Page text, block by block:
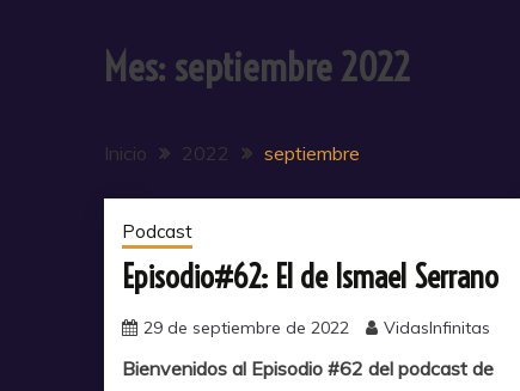
Mes: septiembre 2022
Inicio 2022 septiembre
Podcast
Episodio#62: El de Ismael Serrano
29 de septiembre de 2022 VidasInfinitas
Bienvenidos al Episodio #62 del podcast de